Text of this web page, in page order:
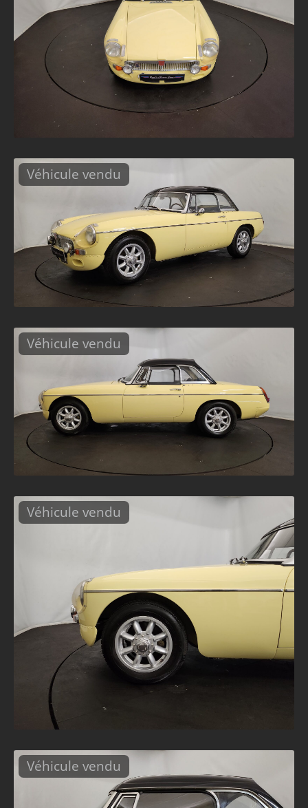
Véhicule vendu
Véhicule vendu
Véhicule vendu
Véhicule vendu